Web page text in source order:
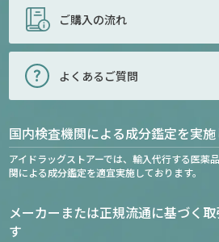
ご購入の流れ
よくあるご質問
国内検査機関による成分鑑定を実
アイドラッグストアーでは、輸入代行する医薬
関による成分鑑定を適宜実施しております。
メーカーまたは正規流通に基づく
す